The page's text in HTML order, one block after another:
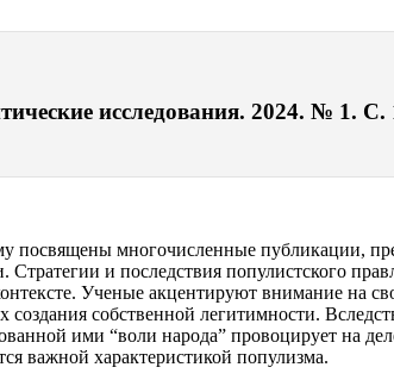
исследования. 2024. № 1. С.
многочисленные публикации,
и последствия популистского
Ученые акцентируют внимание на
собственной легитимности.
ими “воли народа” провоцирует на
важной характеристикой популизма.